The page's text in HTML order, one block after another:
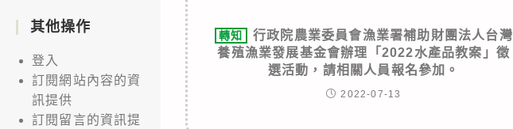
轉知
行政院農業委員會漁業署補助財團法人台灣
養殖漁業發展基金會辦理「2022水產品教案」徵
選活動，請相關人員報名參加。
2022-07-13
其他操作
登入
訂閱網站內容的資
訊提供
訂閱留言的資訊提